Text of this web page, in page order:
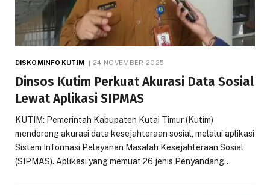
DISKOMINFO KUTIM 24 NOVEMBER 2025
Dinsos Kutim Perkuat Akurasi Data Sosial
Lewat Aplikasi SIPMAS
KUTIM: Pemerintah Kabupaten Kutai Timur (Kutim)
mendorong akurasi data kesejahteraan sosial, melalui aplikasi
Sistem Informasi Pelayanan Masalah Kesejahteraan Sosial
(SIPMAS). Aplikasi yang memuat 26 jenis Penyandang…